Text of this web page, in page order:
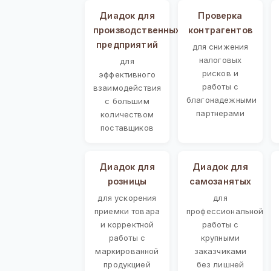
Диадок для
производственных
предприятий
для
эффективного
взаимодействия
с большим
количеством
поставщиков
Проверка
контрагентов
для снижения
налоговых
рисков и
работы с
благонадежными
партнерами
Диадок для
розницы
для ускорения
приемки товара
и корректной
работы с
маркированной
продукцией
Диадок для
самозанятых
для
профессиональной
работы с
крупными
заказчиками
без лишней